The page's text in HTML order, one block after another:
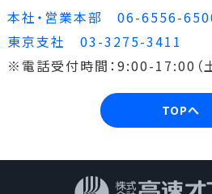
本社・営業本部 06-6556-
東京支社 03-3275-3411
※電話受付時間：9:00-17:00（土
TOPへ